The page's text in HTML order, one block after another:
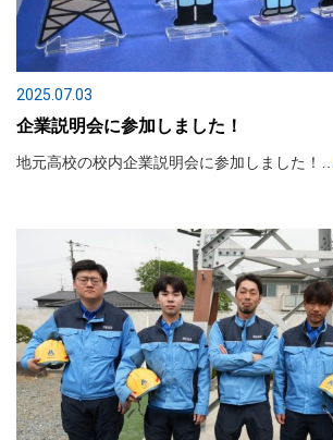
2025.07.03
企業説明会に参加しました！
地元高校の校内企業説明会に参加しました！…